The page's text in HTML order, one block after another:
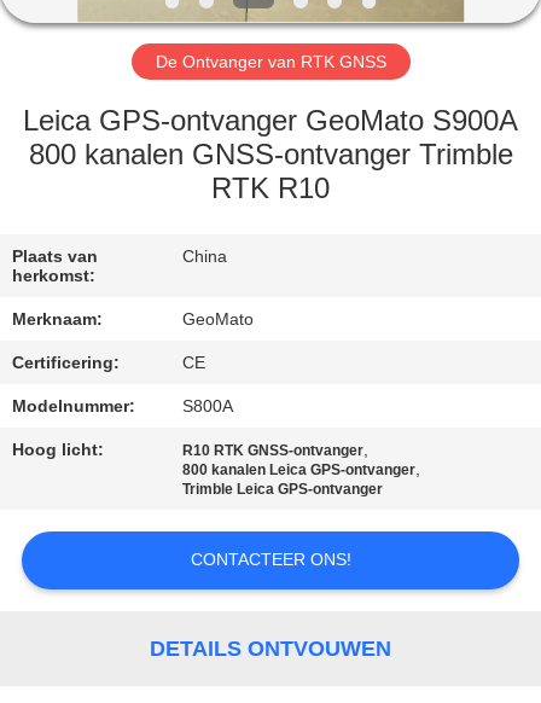
FABRIEKSREIS
KWALITEITSCONTROLE
CONTACTEER
CITAAT
SITEMAP
PRIVACY
POLICY
De Ontvanger van RTK GNSS
Leica GPS-ontvanger GeoMato S900A
800 kanalen GNSS-ontvanger Trimble
RTK R10
Plaats van
herkomst:
China
Merknaam: GeoMato
Certificering: CE
Modelnummer: S800A
Hoog licht: R10 RTK GNSS-ontvanger,
800 kanalen Leica GPS-ontvanger,
Trimble Leica GPS-ontvanger
CONTACTEER ONS!
DETAILS ONTVOUWEN